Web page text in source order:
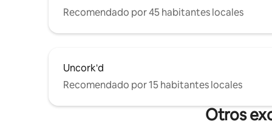
Recomendado por 45 habitantes locales
Uncork'd
Recomendado por 15 habitantes locales
Otros